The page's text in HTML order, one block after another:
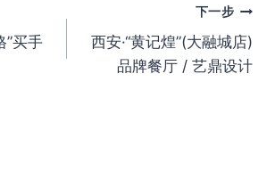
”买手
下一步
西安·“黄记煌”(大融城店)
品牌餐厅 / 艺鼎设计